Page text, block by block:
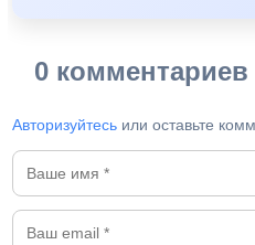
0 комментариев
Авторизуйтесь или оставьте